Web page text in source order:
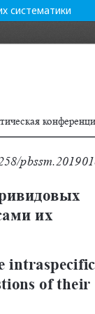
систематики